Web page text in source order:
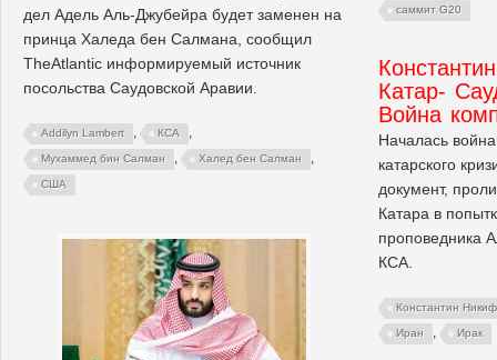
саммит G20
дел Адель Аль-Джубейра будет заменен на
принца Халеда бен Салмана, сообщил
TheAtlantic информируемый источник
посольства Саудовской Аравии.
Addilyn Lambert , КСА ,
Мухаммед бин Салман , Халед бен Салман ,
США
Катар-
Война
Началась
катарского
документ,
Катара в
проповедника
КСА.
Константин
Иран , Ирак